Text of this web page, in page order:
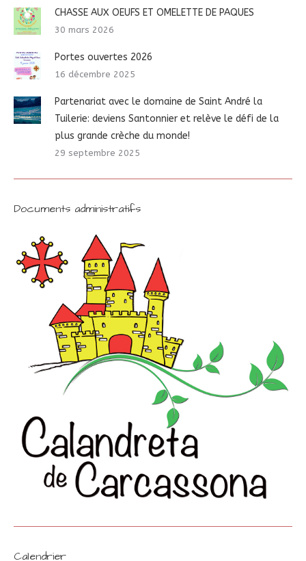
CHASSE AUX OEUFS ET OMELETTE DE PAQUES
30 mars 2026
Portes ouvertes 2026
16 décembre 2025
Partenariat avec le domaine de Saint André la
Tuilerie: deviens Santonnier et relève le défi de la
plus grande crèche du monde!
29 septembre 2025
Documents administratifs
Calendrier